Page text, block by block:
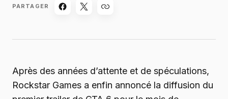
PARTAGER
Après des années d’attente et de spéculations,
Rockstar Games a enfin annoncé la diffusion du